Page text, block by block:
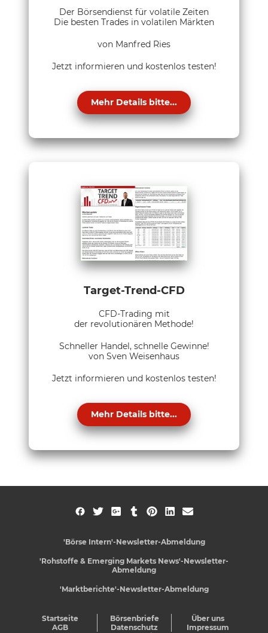
Der Börsendienst für volatile Zeiten
Die besten Trades in volatilen Märkten
von Manfred Ries
Jetzt informieren und kostenlos testen!
Mehr Details bitte...
Target-Trend-CFD
CFD-Trading mit
der revolutionären Methode!
Schneller Handel, schnelle Gewinne!
von Sven Weisenhaus
Jetzt informieren und kostenlos testen!
Mehr Details bitte...
'Börse Intern'-Newsletter-Abmeldung
'Rohstoffe & Emerging Markets News'-Newsletter-
Abmeldung
'Marktberichte'-Newsletter-Abmeldung
Startseite Börsenbriefe
Über uns
AGB
Datenschutz
Impressum